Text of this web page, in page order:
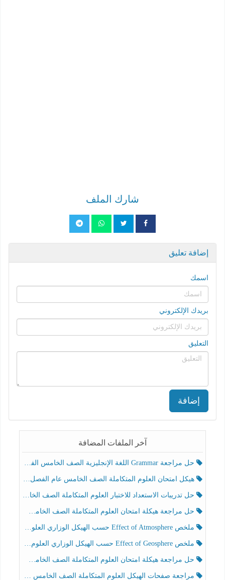
شارك الملف
إضافة تعليق
اسمك
بريدك الإلكتروني
التعليق
إضافة
آخر الملفات المضافة
حل مراجعة Grammar اللغة الإنجليزية الصف الخامس الفصل الثالث
هيكل امتحان العلوم المتكاملة الصف الخامس عام الفصل الدراسي الثالث 2025-2026
حل تدريبات الاستعداد للاختبار العلوم المتكاملة الصف الخامس عام الفصل الثالث
حل مراجعة هيكلة امتحان العلوم المتكاملة الصف الخامس انسبير الفصل الثالث
ملخص Effect of Atmosphere حسب الهيكل الوزاري العلوم المتكاملة الصف الخامس انسبير الفصل الثالث
ملخص Effect of Geosphere حسب الهيكل الوزاري العلوم المتكاملة الصف الخامس انسبير الفصل الثالث
حل مراجعة هيكلة امتحان العلوم المتكاملة الصف الخامس عام الفصل الثالث
مراجعة صفحات الهيكل العلوم المتكاملة الصف الخامس انسبير الفصل الثالث